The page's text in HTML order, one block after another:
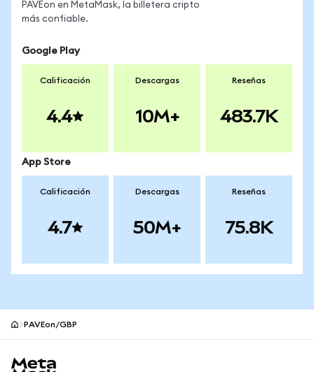
PAVEon en MetaMask, la billetera cripto
más confiable.
Google Play
Calificación
4.4
Descargas
10M+
Reseñas
483.7K
App Store
Calificación
4.7
Descargas
50M+
Reseñas
75.8K
PAVEon/GBP